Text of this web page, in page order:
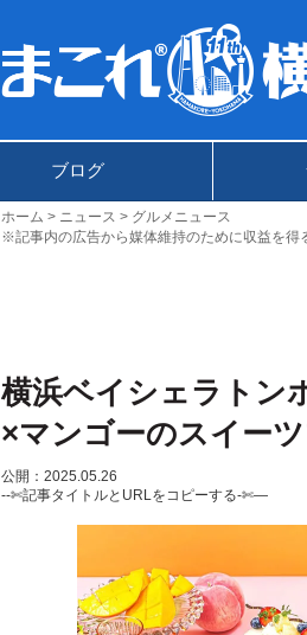
ブログ
ホーム ニュース
グルメニュース
※記事内の広告から媒体維持のために収益を得
横浜ベイシェラトン
×マンゴーのスイー
公開：2025.05.26
--✄記事タイトルとURLをコピーする-✄—